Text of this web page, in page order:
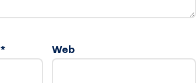
* Web